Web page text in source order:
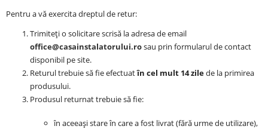
Pentru a vă exercita dreptul de retur:
Trimiteți o solicitare scrisă la adresa de email
office@casainstalatorului.rosau prin formularul de contact
disponibil pe site.
Returul trebuie să fie efectuatîn cel mult 14 zilede la primirea
produsului.
Produsul returnat trebuie să fie:
în aceeași stare în care a fost livrat (fără urme de utilizare),